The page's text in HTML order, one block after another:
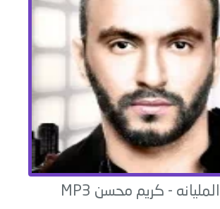
- كريم محسن